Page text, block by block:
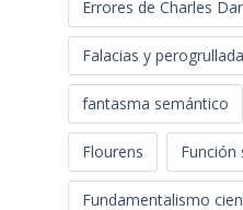
Errores de Charles
Falacias y
fantasma semántico
Flourens Función
Fundamentalismo